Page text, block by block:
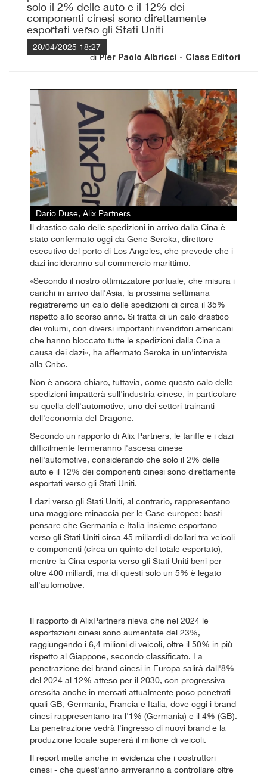
solo il 2% delle auto e il 12% dei
componenti cinesi sono direttamente
esportati verso gli Stati Uniti
29/04/2025 18:27
diPier Paolo Albricci - Class Editori
Dario Duse, Alix Partners
Il drastico calo delle spedizioni in arrivo dalla Cina è
stato confermato oggi da Gene Seroka, direttore
esecutivo del porto di Los Angeles, che prevede che i
dazi incideranno sul commercio marittimo.
«Secondo il nostro ottimizzatore portuale, che misura i
carichi in arrivo dall'Asia, la prossima settimana
registreremo un calo delle spedizioni di circa il 35%
rispetto allo scorso anno. Si tratta di un calo drastico
dei volumi, con diversi importanti rivenditori americani
che hanno bloccato tutte le spedizioni dalla Cina a
causa dei dazi», ha affermato Seroka in un'intervista
alla Cnbc.
Non è ancora chiaro, tuttavia, come questo calo delle
spedizioni impatterà sull'industria cinese, in particolare
su quella dell'automotive, uno dei settori trainanti
dell'economia del Dragone.
Secondo un rapporto di Alix Partners, le tariffe e i dazi
difficilmente fermeranno l'ascesa cinese
nell'automotive, considerando che solo il 2% delle
auto e il 12% dei componenti cinesi sono direttamente
esportati verso gli Stati Uniti.
I dazi verso gli Stati Uniti, al contrario, rappresentano
una maggiore minaccia per le Case europee: basti
pensare che Germania e Italia insieme esportano
verso gli Stati Uniti circa 45 miliardi di dollari tra veicoli
e componenti (circa un quinto del totale esportato),
mentre la Cina esporta verso gli Stati Uniti beni per
oltre 400 miliardi, ma di questi solo un 5% è legato
all'automotive.
Il rapporto di AlixPartners rileva che nel 2024 le
esportazioni cinesi sono aumentate del 23%,
raggiungendo i 6,4 milioni di veicoli, oltre il 50% in più
rispetto al Giappone, secondo classificato. La
penetrazione dei brand cinesi in Europa salirà dall'8%
del 2024 al 12% atteso per il 2030, con progressiva
crescita anche in mercati attualmente poco penetrati
quali GB, Germania, Francia e Italia, dove oggi i brand
cinesi rappresentano tra l'1% (Germania) e il 4% (GB).
La penetrazione vedrà l'ingresso di nuovi brand e la
produzione locale supererà il milione di veicoli.
Il report mette anche in evidenza che i costruttori
cinesi - che quest'anno arriveranno a controllare oltre